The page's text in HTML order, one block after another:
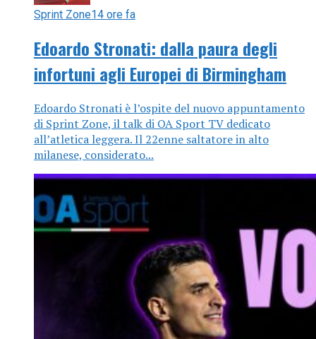
Sprint Zone14 ore fa
Edoardo Stronati: dalla paura degli
infortuni agli Europei di Birmingham
Edoardo Stronati è l’ospite del nuovo appuntamento
di Sprint Zone, il talk di OA Sport TV dedicato
all’atletica leggera. Il 22enne saltatore in alto
milanese, considerato...